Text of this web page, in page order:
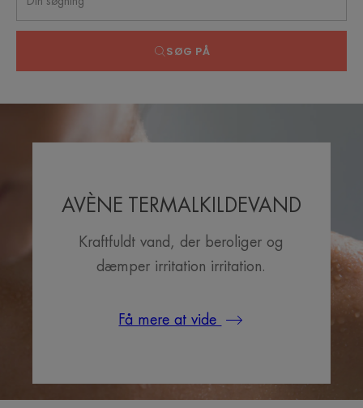
SØG PÅ
AVÈNE TERMALKILDEVAND
Kraftfuldt vand, der beroliger og
dæmper irritation irritation.
Få mere at vide